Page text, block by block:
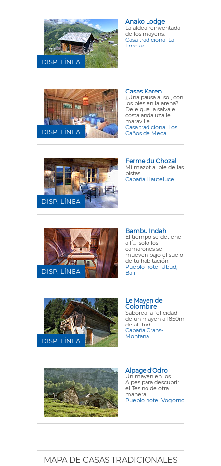
Anako Lodge
La aldea reinventada
de los mayens.
Casa tradicional La
Forclaz
DISP. LÍNEA
Casas Karen
¿Una pausa al sol, con
los pies en la arena?
Deje que la salvaje
costa andaluza le
maraville.
Casa tradicional Los
Caños de Meca
DISP. LÍNEA
Ferme du Chozal
Mi mazot al pie de las
pistas.
Cabaña Hauteluce
DISP. LÍNEA
Bambu Indah
El tiempo se detiene
allí... ¡solo los
camarones se
mueven bajo el suelo
de tu habitación!
Pueblo hotel Ubud,
Bali
DISP. LÍNEA
Le Mayen de
Colombire
Saborea la felicidad
de un mayen a 1850m
de altitud.
Cabaña Crans-
Montana
DISP. LÍNEA
Alpage d'Odro
Un mayen en los
Alpes para descubrir
el Tesino de otra
manera.
Pueblo hotel Vogorno
MAPA DE CASAS TRADICIONALES